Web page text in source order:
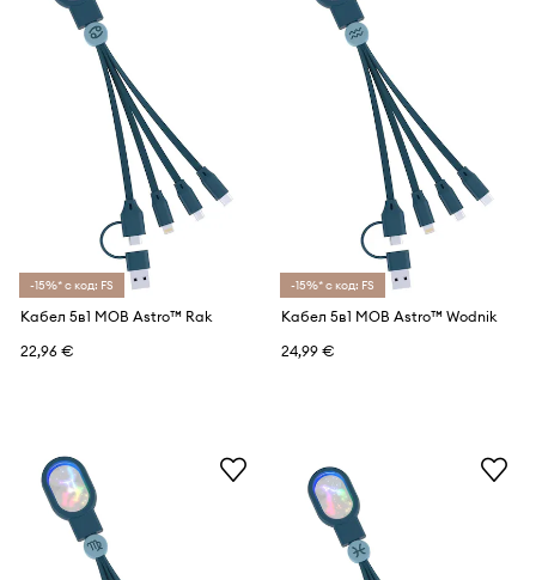
-15%* с код: FS
Кабел 5в1 MOB Astro™ Rak
22,96 €
-15%* с код: FS
Кабел 5в1 MOB Astro™ Wodnik
24,99 €